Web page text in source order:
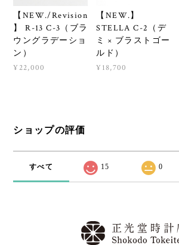
【NEW./Revision
】 R-13 C-3（ブラ
ウングラデーショ
ン）
¥22,000
【NEW.】
STELLA C-2（デ
ミ × ブラストゴー
ルド）
¥18,700
ショップの評価
すべて 15 0